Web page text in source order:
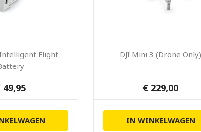
Flight
49,95
DJI Mini 3 (Drone Only)
€ 229,00
IN WINKELWAGEN